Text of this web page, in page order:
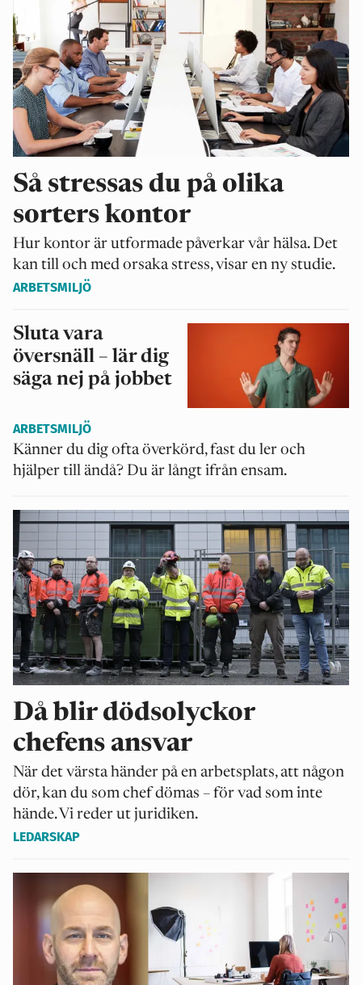
Så stressas du på olika
sorters kontor
Hur kontor är utformade påverkar vår hälsa. Det
kan till och med orsaka stress, visar en ny studie.
ARBETSMILJÖ
Sluta vara
översnäll – lär dig
säga nej på jobbet
Känner du dig ofta överkörd, fast du ler och
hjälper till ändå? Du är långt ifrån ensam.
ARBETSMILJÖ
Då blir dödsolyckor
chefens ansvar
När det värsta händer på en arbetsplats, att någon
dör, kan du som chef dömas – för vad som inte
hände. Vi reder ut juridiken.
LEDARSKAP